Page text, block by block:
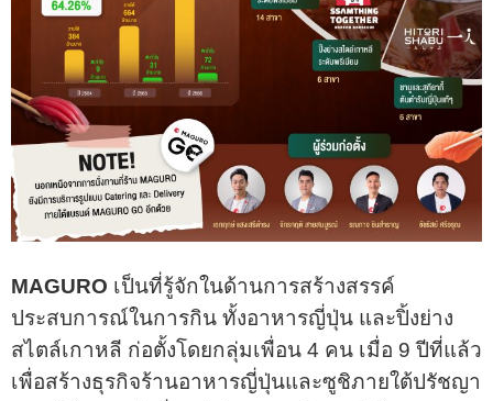
MAGURO เป็นที่รู้จักในด้านการสร้างสรรค์
ประสบการณ์ในการกิน ทั้งอาหารญี่ปุ่น และปิ้งย่าง
สไตล์เกาหลี ก่อตั้งโดยกลุ่มเพื่อน 4 คน เมื่อ 9 ปีที่แล้ว
เพื่อสร้างธุรกิจร้านอาหารญี่ปุ่นและซูชิภายใต้ปรัชญา